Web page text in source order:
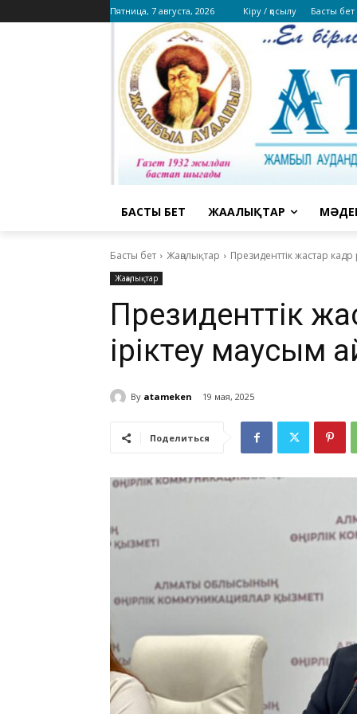
Пятница, 7 августа, 2026 Кіру / қосылу Басты бет
БАСТЫ БЕТ ЖАҢАЛЫҚТАР
Басты бет Жаңалықтар Президенттік жастар
Жаңалықтар
Президенттік
іріктеу маусым
By atameken 19 мая, 2025
Поделиться